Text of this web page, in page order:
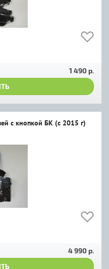
1 490 р.
с кнопкой БК (с 2015 г)
4 990 р.